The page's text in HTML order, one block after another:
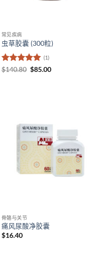
常见疾病
虫草胶囊 (300粒)
评分5（满
(1)
$140.80 原
$85.00当
骨骼与关节
痛风尿酸净胶囊
$16.40